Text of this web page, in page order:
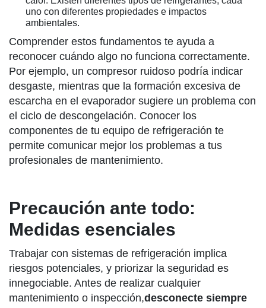
uno con diferentes propiedades e impactos
ambientales.
Comprender estos fundamentos te ayuda a
reconocer cuándo algo no funciona correctamente.
Por ejemplo, un compresor ruidoso podría indicar
desgaste, mientras que la formación excesiva de
escarcha en el evaporador sugiere un problema con
el ciclo de descongelación. Conocer los
componentes de tu equipo de refrigeración te
permite comunicar mejor los problemas a tus
profesionales de mantenimiento.
Precaución ante todo:
Medidas esenciales
Trabajar con sistemas de refrigeración implica
riesgos potenciales, y priorizar la seguridad es
innegociable. Antes de realizar cualquier
mantenimiento o inspección,desconecte siempre